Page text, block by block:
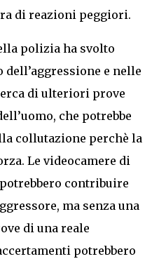
di reazioni peggiori.
polizia ha svolto
e nelle
di ulteriori prove
che potrebbe
collutazione perchè la
Le videocamere di
contribuire
ma senza una
di una reale
potrebbero